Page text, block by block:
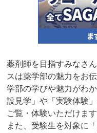
薬剤師を目指すみなさ
スは薬学部の魅力をお
学部の学びや魅力がわ
設見学」や「実験体験
ご覧・体験いただけます
また、受験生を対象に